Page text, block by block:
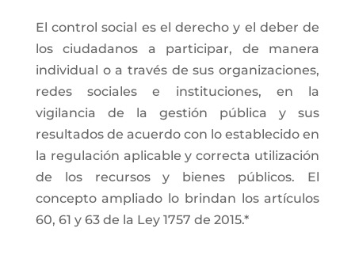
El control social es el derecho y el deber de
los ciudadanos a participar, de manera
individual o a través de sus organizaciones,
redes sociales e instituciones, en la
vigilancia de la gestión pública y sus
resultados de acuerdo con lo establecido en
la regulación aplicable y correcta utilización
de los recursos y bienes públicos. El
concepto ampliado lo brindan los artículos
60, 61 y 63 de la Ley 1757 de 2015.*